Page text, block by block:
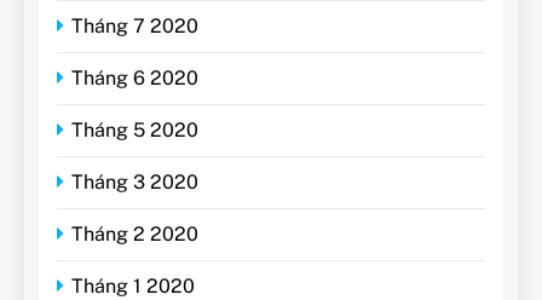
Tháng 7 2020
Tháng 6 2020
Tháng 5 2020
Tháng 3 2020
Tháng 2 2020
Tháng 1 2020